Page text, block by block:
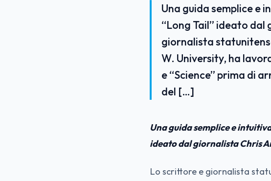
Una guida semplice e
“Long Tail” ideato
giornalista
W. University, ha
e “Science” prima di
del […]
Una guida semplice e
ideato dal giornalista Chris
Lo scrittore e giornalista